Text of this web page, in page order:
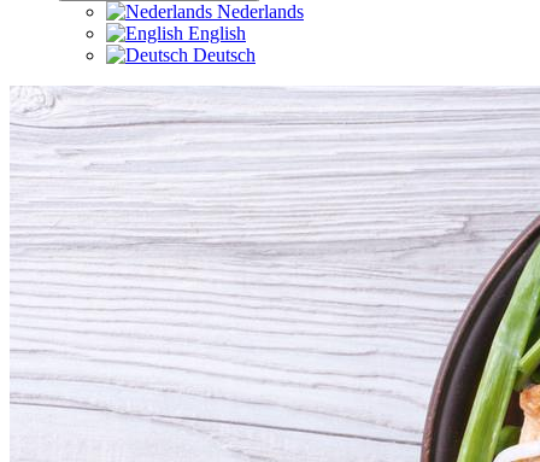
Nederlands
English
Deutsch